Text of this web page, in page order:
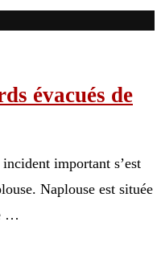
évacués de
important s’est
Naplouse est située
…